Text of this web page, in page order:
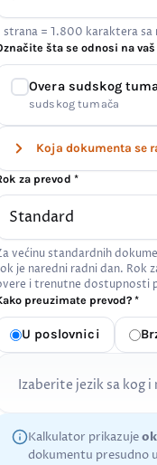
strana = 1.800 karaktera
šta se odnosi na vaš
Overa sudskog
sudskog tumača
Koja dokumenta se
za prevod *
većinu standardnih
je naredni radni dan. Rok
i trenutne dostupnosti
preuzimate prevod? *
U poslovnici
Izaberite jezik sa kog
Kalkulator prikazuje
dokumentu presudno